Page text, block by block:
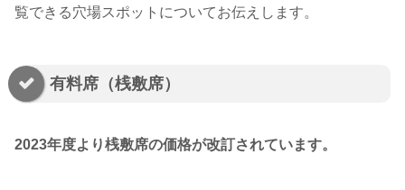
覧できる穴場スポットについてお伝えします。
有料席（桟敷席）
2023年度より桟敷席の価格が改訂されています。